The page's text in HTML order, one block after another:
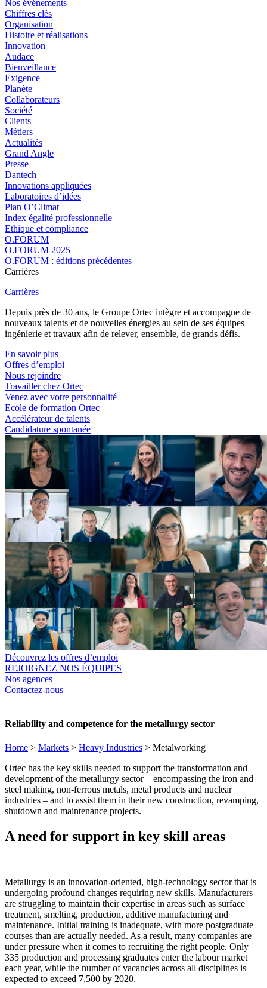
Nos événements
Chiffres clés
Organisation
Histoire et réalisations
Innovation
Audace
Bienveillance
Exigence
Planète
Collaborateurs
Société
Clients
Métiers
Actualités
Grand Angle
Presse
Dantech
Innovations appliquées
Laboratoires d’idées
Plan O’Climat
Index égalité professionnelle
Ethique et compliance
O.FORUM
O.FORUM 2025
O.FORUM : éditions précédentes
Carrières
Carrières
Depuis près de 30 ans, le Groupe Ortec intègre et accompagne de
nouveaux talents et de nouvelles énergies au sein de ses équipes
ingénierie et travaux afin de relever, ensemble, de grands défis.
En savoir plus
Offres d’emploi
Nous rejoindre
Travailler chez Ortec
Venez avec votre personnalité
Ecole de formation Ortec
Accélérateur de talents
Candidature spontanée
Découvrez les offres d’emploi
REJOIGNEZ NOS ÉQUIPES
Nos agences
Contactez-nous
Reliability and competence for the metallurgy sector
Home > Markets > Heavy Industries > Metalworking
Ortec has the key skills needed to support the transformation and
development of the metallurgy sector – encompassing the iron and
steel making, non-ferrous metals, metal products and nuclear
industries – and to assist them in their new construction, revamping,
shutdown and maintenance projects.
A need for support in key skill areas
Metallurgy is an innovation-oriented, high-technology sector that is
undergoing profound changes requiring new skills. Manufacturers
are struggling to maintain their expertise in areas such as surface
treatment, smelting, production, additive manufacturing and
maintenance. Initial training is inadequate, with more postgraduate
courses than are actually needed. As a result, many companies are
under pressure when it comes to recruiting the right people. Only
335 production and processing graduates enter the labour market
each year, while the number of vacancies across all disciplines is
expected to exceed 7,500 by 2020.